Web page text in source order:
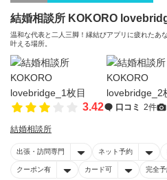
結婚相談所 KOKORO
温和な代表と二人三脚！縁結びアプリに疲れたあ
叶える場所。
3.42 口コミ 2件
結婚相談所
出張・訪問専門 ネット予約
クーポン有 カード可 完全予